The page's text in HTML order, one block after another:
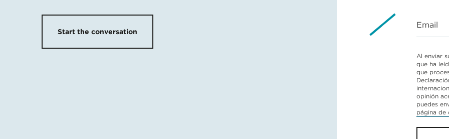
Start the conversation
Email
Al enviar
que ha
que
opinión
puedes
página de